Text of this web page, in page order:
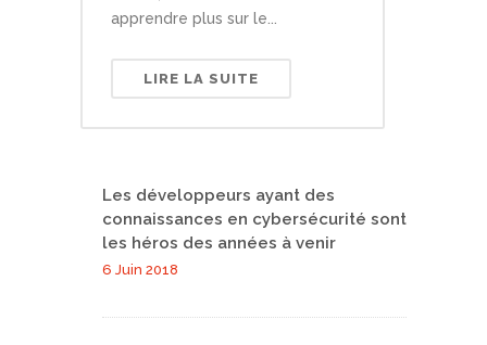
apprendre plus sur le...
LIRE LA SUITE
Les développeurs ayant des
connaissances en cybersécurité sont
les héros des années à venir
6 Juin 2018